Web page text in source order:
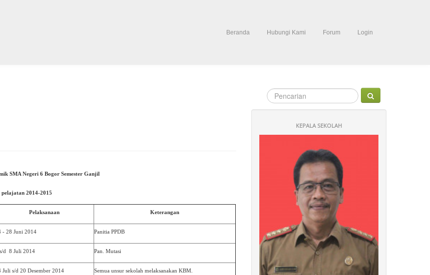
Beranda Hubungi Kami Forum Login
SMA Negeri 6 Bogor Semester Ganjil
pelajatan 2014-2015
Pelaksanaan Keterangan
- 28 Juni 2014 Panitia PPDB
d 8 Juli 2014 Pan. Mutasi
Juli s/d 20 Desember 2014 Semua unsur sekolah melaksanakan KBM.
KEPALA SEKOLAH